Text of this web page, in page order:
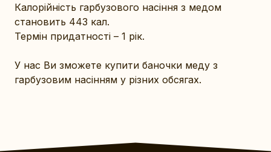
Калорійність гарбузового насіння з медом
становить 443 кал.
Термін придатності – 1 рік.
У нас Ви зможете купити баночки меду з
гарбузовим насінням у різних обсягах.